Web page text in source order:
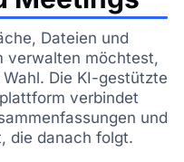
Dateien und
verwalten möchtest,
Die KI-gestützte
verbindet
und
die danach folgt.